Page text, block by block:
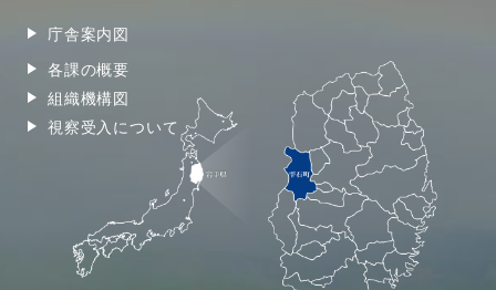
庁舎案内図
各課の概要
組織機構図
視察受入について